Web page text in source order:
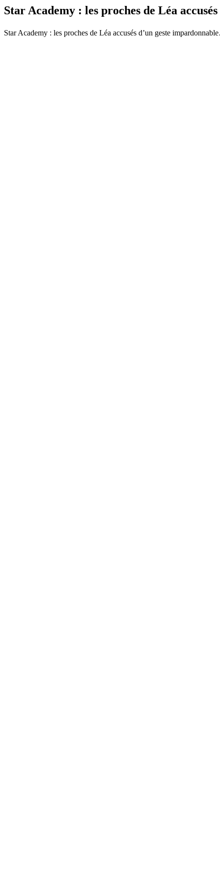
Star Academy : les proches de Léa
Star Academy : les proches de Léa accusés d’un geste